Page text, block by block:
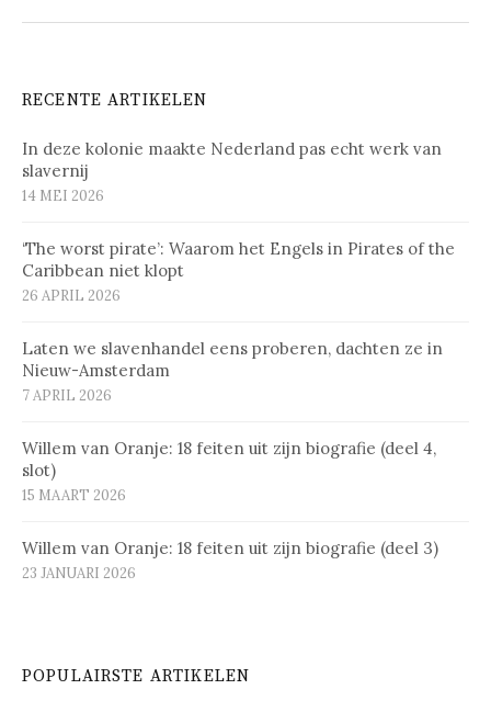
RECENTE ARTIKELEN
In deze kolonie maakte Nederland pas echt werk van
slavernij
14 MEI 2026
‘The worst pirate’: Waarom het Engels in Pirates of the
Caribbean niet klopt
26 APRIL 2026
Laten we slavenhandel eens proberen, dachten ze in
Nieuw-Amsterdam
7 APRIL 2026
Willem van Oranje: 18 feiten uit zijn biografie (deel 4,
slot)
15 MAART 2026
Willem van Oranje: 18 feiten uit zijn biografie (deel 3)
23 JANUARI 2026
POPULAIRSTE ARTIKELEN